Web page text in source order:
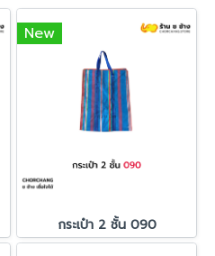
New
กระเป๋า 2 ชั้น 090